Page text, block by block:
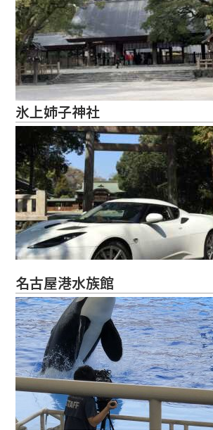
氷上姉子神社
名古屋港水族館